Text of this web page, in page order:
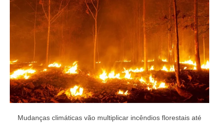
o
n
Mudanças climáticas vão multiplicar incêndios florestais até